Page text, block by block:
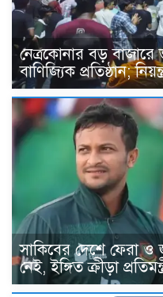
নেত্রকোনার বড়
বাণিজ্যিক প্রতিষ্ঠান;
সাকিবের দেশে ফেরা ও
নেই, ইঙ্গিত ক্রীড়া